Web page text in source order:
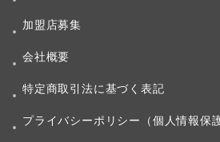
加盟店募集
会社概要
特定商取引法に基づく表記
プライバシーポリシー（個人情報保